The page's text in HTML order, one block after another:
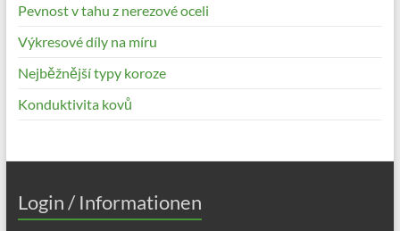
Pevnost v tahu z nerezové oceli
Výkresové díly na míru
Nejběžnější typy koroze
Konduktivita kovů
Login / Informationen